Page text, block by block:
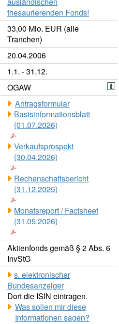
thesaurierenden Fonds!
33,00 Mio. EUR (alle
Tranchen)
20.04.2006
1.1. - 31.12.
OGAW
Antragsformular
Basisinformationsblatt
(01.07.2026)
Verkaufsprospekt
(30.04.2026)
Rechenschaftsbericht
(31.12.2025)
Monatsreport / Factsheet
(31.05.2026)
Aktienfonds gemäß § 2 Abs. 6
InvStG
s. elektronischer
Bundesanzeiger
Dort die ISIN eintragen.
Was sollen mir diese
Informationen sagen?